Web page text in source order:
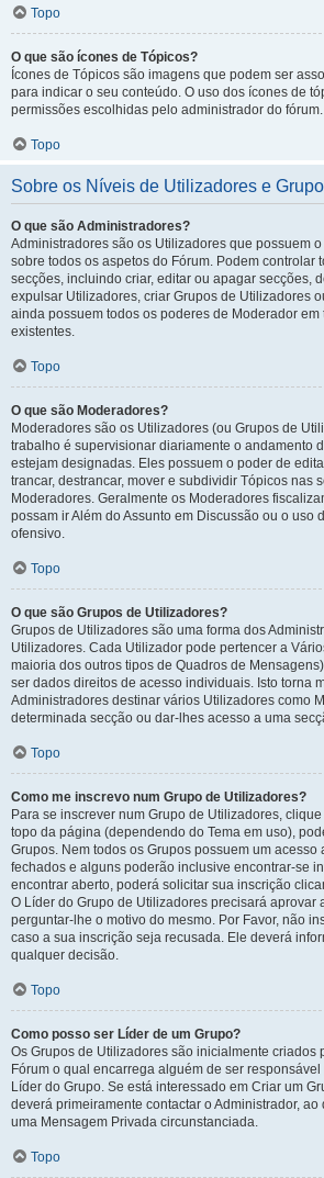
Topo
O que são ícones de Tópicos?
Ícones de Tópicos são imagens que podem ser
para indicar o seu conteúdo. O uso dos ícones de
permissões escolhidas pelo administrador do fórum.
Topo
Sobre os Níveis de Utilizadores e
O que são Administradores?
Administradores são os Utilizadores que possuem
sobre todos os aspetos do Fórum. Podem controlar
secções, incluindo criar, editar ou apagar secções,
expulsar Utilizadores, criar Grupos de Utilizadores
ainda possuem todos os poderes de Moderador em
existentes.
Topo
O que são Moderadores?
Moderadores são os Utilizadores (ou Grupos de
trabalho é supervisionar diariamente o andamento
estejam designadas. Eles possuem o poder de
trancar, destrancar, mover e subdividir Tópicos nas
Moderadores. Geralmente os Moderadores
possam ir Além do Assunto em Discussão ou o uso
ofensivo.
Topo
O que são Grupos de Utilizadores?
Grupos de Utilizadores são uma forma dos
Utilizadores. Cada Utilizador pode pertencer a
maioria dos outros tipos de Quadros de
ser dados direitos de acesso individuais. Isto torna
Administradores destinar vários Utilizadores como
determinada secção ou dar-lhes acesso a uma
Topo
Como me inscrevo num Grupo de Utilizadores?
Para se inscrever num Grupo de Utilizadores,
topo da página (dependendo do Tema em uso),
Grupos. Nem todos os Grupos possuem um acesso
fechados e alguns poderão inclusive encontrar-se
encontrar aberto, poderá solicitar sua inscrição
O Líder do Grupo de Utilizadores precisará aprovar
perguntar-lhe o motivo do mesmo. Por Favor, não
caso a sua inscrição seja recusada. Ele deverá
qualquer decisão.
Topo
Como posso ser Líder de um Grupo?
Os Grupos de Utilizadores são inicialmente criados
Fórum o qual encarrega alguém de ser
Líder do Grupo. Se está interessado em Criar um
deverá primeiramente contactar o Administrador,
uma Mensagem Privada circunstanciada.
Topo